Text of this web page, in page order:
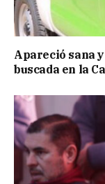
Apareció sana
buscada en la